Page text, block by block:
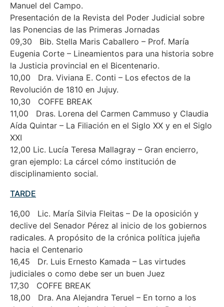
Manuel del Campo.
Presentación de la Revista del Poder Judicial sobre
las Ponencias de las Primeras Jornadas
09,30 Bib. Stella Maris Caballero – Prof. María
Eugenia Corte – Lineamientos para una historia sobre
la Justicia provincial en el Bicentenario.
10,00 Dra. Viviana E. Conti – Los efectos de la
Revolución de 1810 en Jujuy.
10,30 COFFE BREAK
11,00 Dras. Lorena del Carmen Cammuso y Claudia
Aída Quintar – La Filiación en el Siglo XX y en el Siglo
XXI
12,00 Lic. Lucía Teresa Mallagray – Gran encierro,
gran ejemplo: La cárcel cómo institución de
disciplinamiento social.
TARDE
16,00 Lic. María Silvia Fleitas – De la oposición y
declive del Senador Pérez al inicio de los gobiernos
radicales. A propósito de la crónica política jujeña
hacia el Centenario
16,45 Dr. Luis Ernesto Kamada – Las virtudes
judiciales o como debe ser un buen Juez
17,30 COFFE BREAK
18,00 Dra. Ana Alejandra Teruel – En torno a los